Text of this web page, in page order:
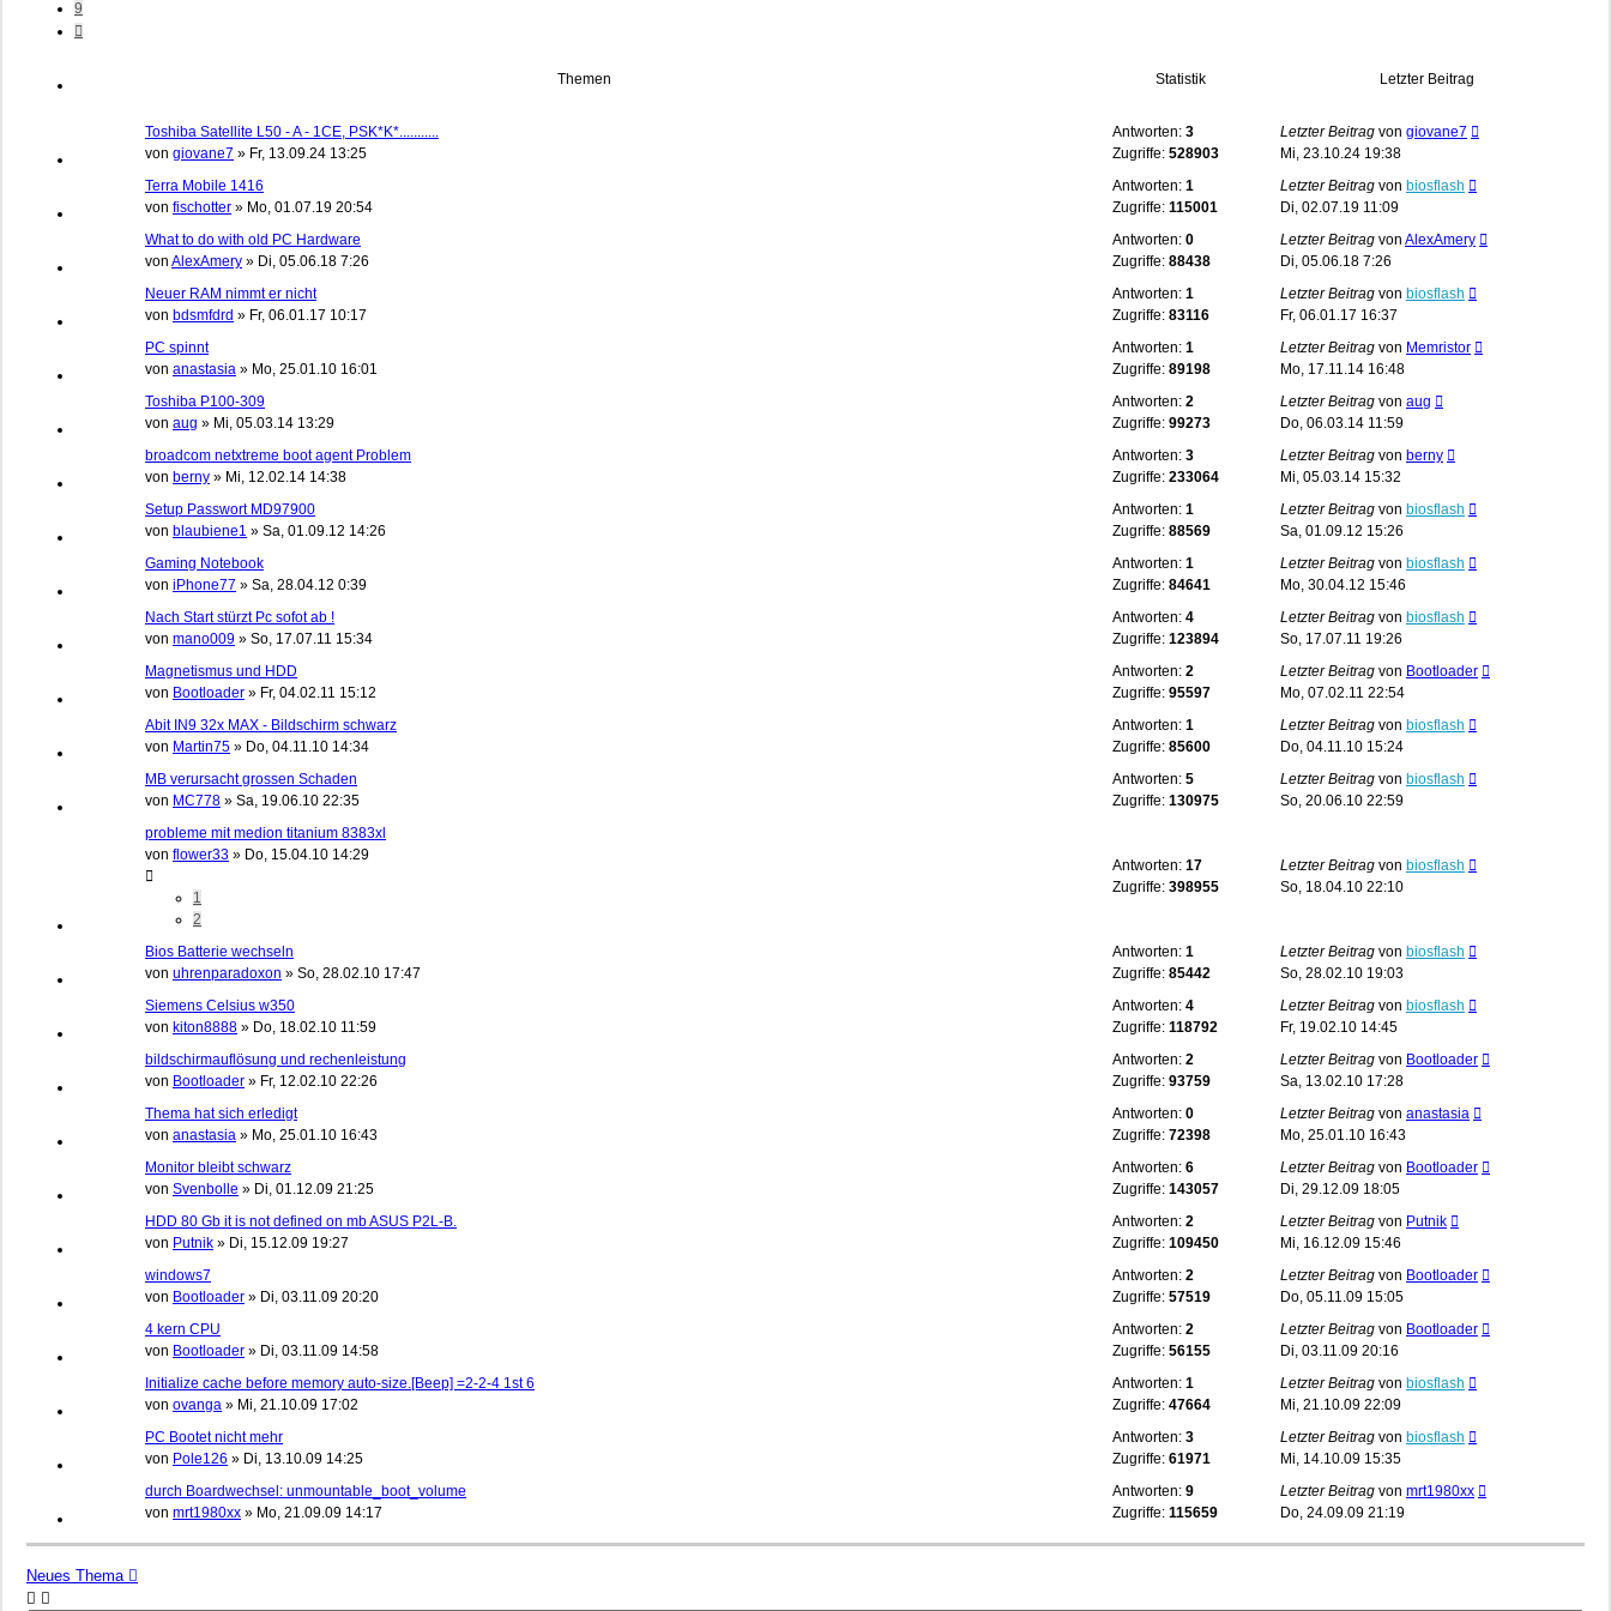
9
Themen Statistik Letzter Beitrag
Toshiba Satellite L50 - A - 1CE, PSK*K*...........
von giovane7 » Fr, 13.09.24 13:25
Antworten: 3
Zugriffe: 528903
Letzter Beitrag von giovane7
Mi, 23.10.24 19:38
Terra Mobile 1416
von fischotter » Mo, 01.07.19 20:54
Antworten: 1
Zugriffe: 115001
Letzter Beitrag von biosflash
Di, 02.07.19 11:09
What to do with old PC Hardware
von AlexAmery » Di, 05.06.18 7:26
Antworten: 0
Zugriffe: 88438
Letzter Beitrag von AlexAmery
Di, 05.06.18 7:26
Neuer RAM nimmt er nicht
von bdsmfdrd » Fr, 06.01.17 10:17
Antworten: 1
Zugriffe: 83116
Letzter Beitrag von biosflash
Fr, 06.01.17 16:37
PC spinnt
von anastasia » Mo, 25.01.10 16:01
Antworten: 1
Zugriffe: 89198
Letzter Beitrag von Memristor
Mo, 17.11.14 16:48
Toshiba P100-309
von aug » Mi, 05.03.14 13:29
Antworten: 2
Zugriffe: 99273
Letzter Beitrag von aug
Do, 06.03.14 11:59
broadcom netxtreme boot agent Problem
von berny » Mi, 12.02.14 14:38
Antworten: 3
Zugriffe: 233064
Letzter Beitrag von berny
Mi, 05.03.14 15:32
Setup Passwort MD97900
von blaubiene1 » Sa, 01.09.12 14:26
Antworten: 1
Zugriffe: 88569
Letzter Beitrag von biosflash
Sa, 01.09.12 15:26
Gaming Notebook
von iPhone77 » Sa, 28.04.12 0:39
Antworten: 1
Zugriffe: 84641
Letzter Beitrag von biosflash
Mo, 30.04.12 15:46
Nach Start stürzt Pc sofot ab !
von mano009 » So, 17.07.11 15:34
Antworten: 4
Zugriffe: 123894
Letzter Beitrag von biosflash
So, 17.07.11 19:26
Magnetismus und HDD
von Bootloader » Fr, 04.02.11 15:12
Antworten: 2
Zugriffe: 95597
Letzter Beitrag von Bootloader
Mo, 07.02.11 22:54
Abit IN9 32x MAX - Bildschirm schwarz
von Martin75 » Do, 04.11.10 14:34
Antworten: 1
Zugriffe: 85600
Letzter Beitrag von biosflash
Do, 04.11.10 15:24
MB verursacht grossen Schaden
von MC778 » Sa, 19.06.10 22:35
Antworten: 5
Zugriffe: 130975
Letzter Beitrag von biosflash
So, 20.06.10 22:59
probleme mit medion titanium 8383xl
von flower33 » Do, 15.04.10 14:29
1
2
Antworten: 17
Zugriffe: 398955
Letzter Beitrag von biosflash
So, 18.04.10 22:10
Bios Batterie wechseln
von uhrenparadoxon » So, 28.02.10 17:47
Antworten: 1
Zugriffe: 85442
Letzter Beitrag von biosflash
So, 28.02.10 19:03
Siemens Celsius w350
von kiton8888 » Do, 18.02.10 11:59
Antworten: 4
Zugriffe: 118792
Letzter Beitrag von biosflash
Fr, 19.02.10 14:45
bildschirmauflösung und rechenleistung
von Bootloader » Fr, 12.02.10 22:26
Antworten: 2
Zugriffe: 93759
Letzter Beitrag von Bootloader
Sa, 13.02.10 17:28
Thema hat sich erledigt
von anastasia » Mo, 25.01.10 16:43
Antworten: 0
Zugriffe: 72398
Letzter Beitrag von anastasia
Mo, 25.01.10 16:43
Monitor bleibt schwarz
von Svenbolle » Di, 01.12.09 21:25
Antworten: 6
Zugriffe: 143057
Letzter Beitrag von Bootloader
Di, 29.12.09 18:05
HDD 80 Gb it is not defined on mb ASUS P2L-B.
von Putnik » Di, 15.12.09 19:27
Antworten: 2
Zugriffe: 109450
Letzter Beitrag von Putnik
Mi, 16.12.09 15:46
windows7
von Bootloader » Di, 03.11.09 20:20
Antworten: 2
Zugriffe: 57519
Letzter Beitrag von Bootloader
Do, 05.11.09 15:05
4 kern CPU
von Bootloader » Di, 03.11.09 14:58
Antworten: 2
Zugriffe: 56155
Letzter Beitrag von Bootloader
Di, 03.11.09 20:16
Initialize cache before memory auto-size.[Beep] =2-2-4 1st 6
von ovanga » Mi, 21.10.09 17:02
Antworten: 1
Zugriffe: 47664
Letzter Beitrag von biosflash
Mi, 21.10.09 22:09
PC Bootet nicht mehr
von Pole126 » Di, 13.10.09 14:25
Antworten: 3
Zugriffe: 61971
Letzter Beitrag von biosflash
Mi, 14.10.09 15:35
durch Boardwechsel: unmountable_boot_volume
von mrt1980xx » Mo, 21.09.09 14:17
Antworten: 9
Zugriffe: 115659
Letzter Beitrag von mrt1980xx
Do, 24.09.09 21:19
Neues Thema